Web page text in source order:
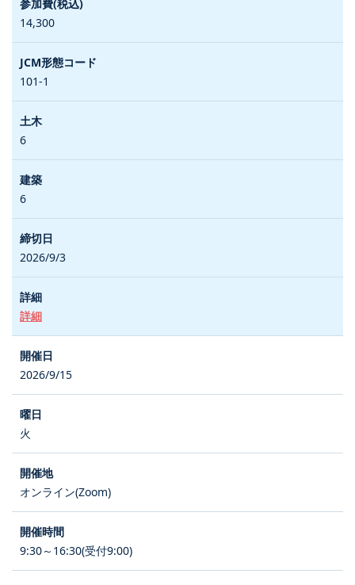
14,300
101-1
6
6
2026/9/3
詳細
2026/9/15
火
オンライン(Zoom)
9:30～16:30(受付9:00)